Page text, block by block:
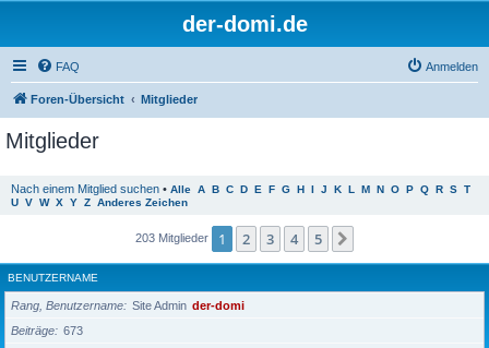
der-domi.de
FAQ Anmelden
Foren-Übersicht Mitglieder
Mitglieder
Nach einem Mitglied suchen • Alle A B C D E F G H I J K L M N O P Q R S T
U V W X Y Z Anderes Zeichen
203 Mitglieder 1 2 3 4 5
BENUTZERNAME
Rang, Benutzername Site Admin der-domi
Beiträge
673